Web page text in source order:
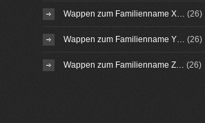
Wappen zum Familienname X… (26)
Wappen zum Familienname Y… (26)
Wappen zum Familienname Z… (26)